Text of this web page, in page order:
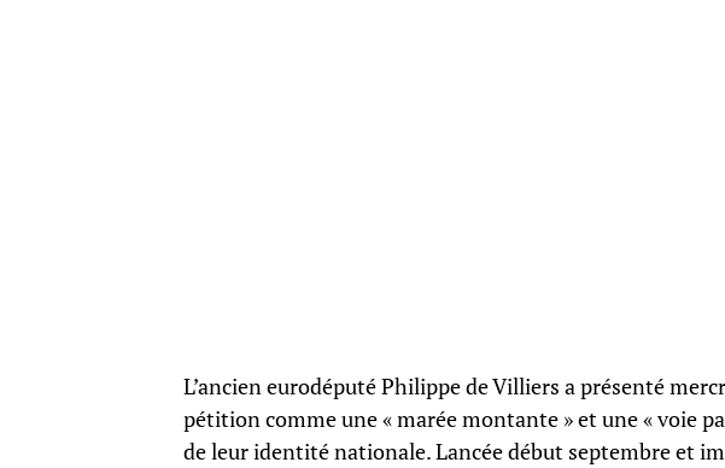
L’ancien eurodéputé Philippe de Villiers a présenté
pétition comme une « marée montante » et une « voie
de leur identité nationale. Lancée début septembre et